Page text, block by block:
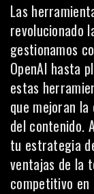
Las
revolucionado
gestionamos
OpenAI hasta
estas
que mejoran
del contenido.
tu estrategia
ventajas de la
competitivo